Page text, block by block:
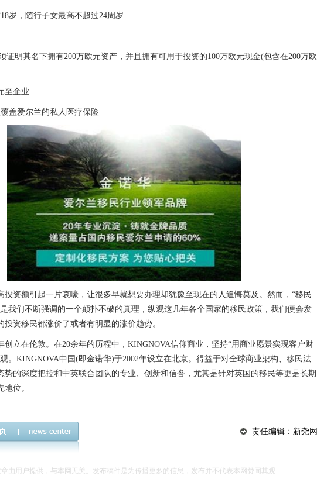
，随行子女最高不超过24周岁
明其名下拥有200万欧元资产，并且拥有可用于投资的100万欧元现金(包含在200万欧
企业
爱尔兰的私人医疗保险
额引起一片哀嚎，让很多早就想要办理却犹豫至现在的人追悔莫及。然而，“移民
我们不断强调的一个颠扑不破的真理，纵观这几年各个国家的移民政策，我们便会发
投资移民都涨价了或者有明显的涨价趋势。
立在伦敦。在20余年的历程中，KINGNOVA信仰商业，坚持“用商业愿景实现客户财
。KINGNOVA中国(即金诺华)于2002年设立在北京。得益于对全球商业架构、移民法
势的深度把控和中英联合团队的专业、创新和信誉，尤其是针对英国的移民等更是长期
位。
责任编辑：新尧网
用户提供，与本网无关。发布稿件是为传播更多的信息，发布并不代表本网赞同其观